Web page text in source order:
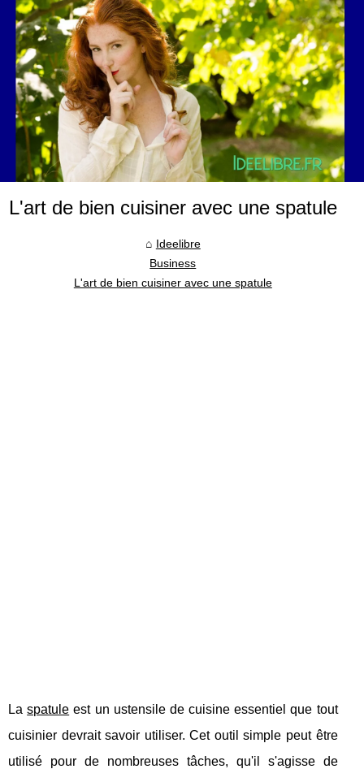
L'art de bien cuisiner avec une spatule
Ideelibre
Business
L'art de bien cuisiner avec une spatule
Laspatule est un ustensile de cuisine essentiel que tout
cuisinier devrait savoir utiliser. Cet outil simple peut être
utilisé pour de nombreuses tâches, qu'il s'agisse de